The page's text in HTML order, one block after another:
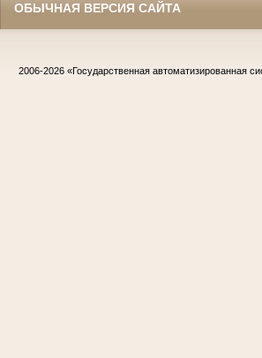
ОБЫЧНАЯ ВЕРСИЯ САЙТА
2006-2026 «Государственная автоматизированная